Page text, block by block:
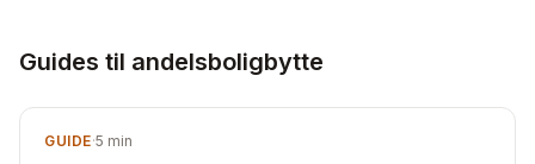
Guides til andelsboligbytte
GUIDE·5 min